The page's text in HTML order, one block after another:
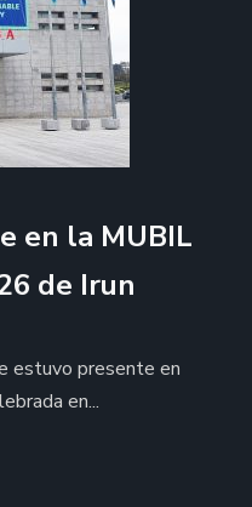
en la MUBIL
de Irun
estuvo presente en
en...